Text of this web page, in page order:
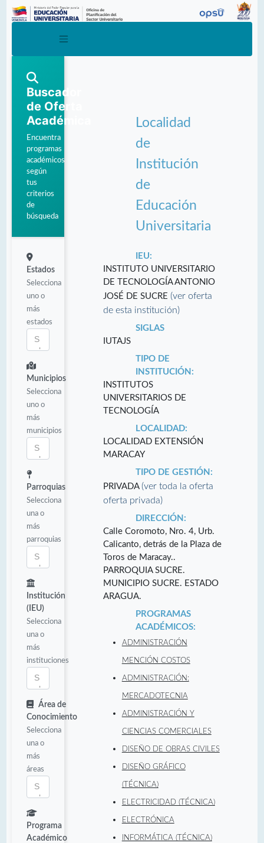
Buscador
de Oferta
Académica
Encuentra
programas
académicos
según
tus
criterios
de
búsqueda
Estados
Selecciona
uno o
más
estados
Municipios
Selecciona
uno o
más
municipios
Parroquias
Selecciona
una o
más
parroquias
Institución
(IEU)
Selecciona
una o
más
instituciones
Área de
Conocimiento
Selecciona
una o
más
áreas
Programa
Académico
Localidad
de
Institución
de
Educación
Universitaria
IEU:
INSTITUTO UNIVERSITARIO
DE TECNOLOGÍA ANTONIO
JOSÉ DE SUCRE (ver oferta
de esta institución)
SIGLAS
IUTAJS
TIPO DE
INSTITUCIÓN:
INSTITUTOS
UNIVERSITARIOS DE
TECNOLOGÍA
LOCALIDAD:
LOCALIDAD EXTENSIÓN
MARACAY
TIPO DE GESTIÓN:
PRIVADA (ver toda la oferta
oferta privada)
DIRECCIÓN:
Calle Coromoto, Nro. 4, Urb.
Calicanto, detrás de la Plaza de
Toros de Maracay..
PARROQUIA SUCRE.
MUNICIPIO SUCRE. ESTADO
ARAGUA.
PROGRAMAS
ACADÉMICOS:
ADMINISTRACIÓN
MENCIÓN COSTOS
ADMINISTRACIÓN:
MERCADOTECNIA
ADMINISTRACIÓN Y
CIENCIAS COMERCIALES
DISEÑO DE OBRAS CIVILES
DISEÑO GRÁFICO
(TÉCNICA)
ELECTRICIDAD (TÉCNICA)
ELECTRÓNICA
INFORMÁTICA (TÉCNICA)